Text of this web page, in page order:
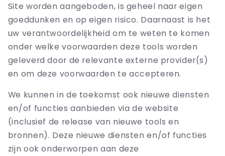
Site worden aangeboden, is geheel naar eigen
goeddunken en op eigen risico. Daarnaast is het
uw verantwoordelijkheid om te weten te komen
onder welke voorwaarden deze tools worden
geleverd door de relevante externe provider(s)
en om deze voorwaarden te accepteren.
We kunnen in de toekomst ook nieuwe diensten
en/of functies aanbieden via de website
(inclusief de release van nieuwe tools en
bronnen). Deze nieuwe diensten en/of functies
zijn ook onderworpen aan deze